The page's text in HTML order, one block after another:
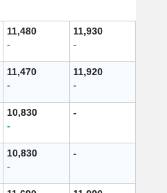
11,480
-
11,930
-
11,470
-
11,920
-
10,830
-
-
10,830
-
-